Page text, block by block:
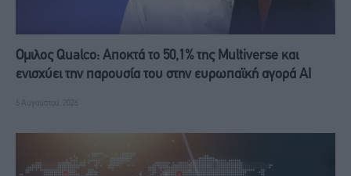
Ομιλος Qualco: Αποκτά το 50,1% της Multiverse και
ενισχύει την παρουσία του στην ευρωπαϊκή αγορά ΑΙ
6 Αυγούστου, 2026